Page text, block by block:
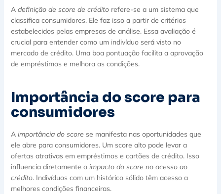
A definição de score de créditorefere-se a um sistema que
classifica consumidores. Ele faz isso a partir de critérios
estabelecidos pelas empresas de análise. Essa avaliação é
crucial para entender como um indivíduo será visto no
mercado de crédito. Uma boa pontuação facilita a aprovação
de empréstimos e melhora as condições.
Importância do score para
consumidores
A importância do score se manifesta nas oportunidades que
ele abre para consumidores. Um score alto pode levar a
ofertas atrativas em empréstimos e cartões de crédito. Isso
influencia diretamente o impacto do score no acesso ao
crédito. Indivíduos com um histórico sólido têm acesso a
melhores condições financeiras.